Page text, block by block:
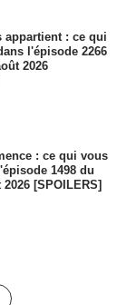
appartient : ce qui
l'épisode 2266
2026
: ce qui vous
1498 du
[SPOILERS]